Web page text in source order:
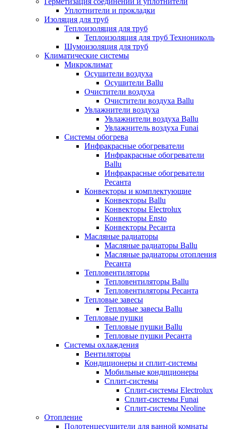
Уплотнители и прокладки
Изоляция для труб
Теплоизоляция для труб
Теплоизоляция для труб Технониколь
Шумоизоляция для труб
Климатические системы
Микроклимат
Осушители воздуха
Осушители Ballu
Очистители воздуха
Очистители воздуха Ballu
Увлажнители воздуха
Увлажнители воздуха Ballu
Увлажнитель воздуха Funai
Системы обогрева
Инфракрасные обогреватели
Инфракрасные обогреватели
Ballu
Инфракрасные обогреватели
Ресанта
Конвекторы и комплектующие
Конвекторы Ballu
Конвекторы Electrolux
Конвекторы Ensto
Конвекторы Ресанта
Масляные радиаторы
Масляные радиаторы Ballu
Масляные радиаторы отопления
Ресанта
Тепловентиляторы
Тепловентиляторы Ballu
Тепловентиляторы Ресанта
Тепловые завесы
Тепловые завесы Ballu
Тепловые пушки
Тепловые пушки Ballu
Тепловые пушки Ресанта
Системы охлаждения
Вентиляторы
Кондиционеры и сплит-системы
Мобильные кондиционеры
Сплит-системы
Сплит-системы Electrolux
Сплит-системы Funai
Сплит-системы Neoline
Отопление
Полотенцесушители для ванной комнаты